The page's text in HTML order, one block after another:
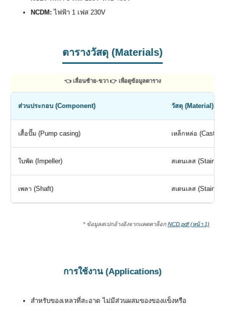
NCDM: ไฟฟ้า 1 เฟส 230V
ตารางวัสดุ (Materials)
👈 เลื่อนซ้าย-ขวา 👉 เพื่อดูข้อมูลตาราง
ส่วนประกอบ (Component) วัสดุ (Material)
เสื้อปั๊ม (Pump casing) เหล็กหล่อ (Cast
ใบพัด (Impeller) สเตนเลส
เพลา (Shaft) สเตนเลส
* ข้อมูลสเปกอ้างอิงจากแคตตาล็อกNCD.pdf (หน้า 1)
การใช้งาน (Applications)
สำหรับของเหลวที่สะอาด ไม่มีส่วนผสมของของแข็งหรือ